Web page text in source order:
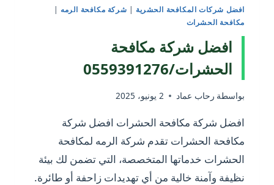
افضل شركات المكافحة الحشرية | شركة مكافحة الرمه |
مكافحة الحشرات
افضل شركة مكافحة
الحشرات/0559391276
بواسطة رحاب عماد 2 يونيو، 2025
افضل شركة مكافحة الحشرات افضل شركة
مكافحة الحشرات تقدم شركة الرمه لمكافحة
الحشرات خدماتها المتخصصة، التي تضمن لك بيئة
نظيفة وآمنة خالية من أي تهديدات زاحفة أو طائرة.